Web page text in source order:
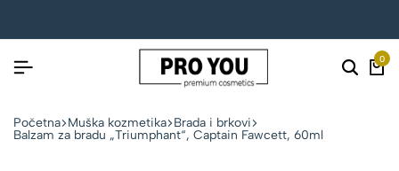
0
Početna Muška kozmetika Brada i brkovi
Balzam za bradu „Triumphant“, Captain Fawcett, 60ml